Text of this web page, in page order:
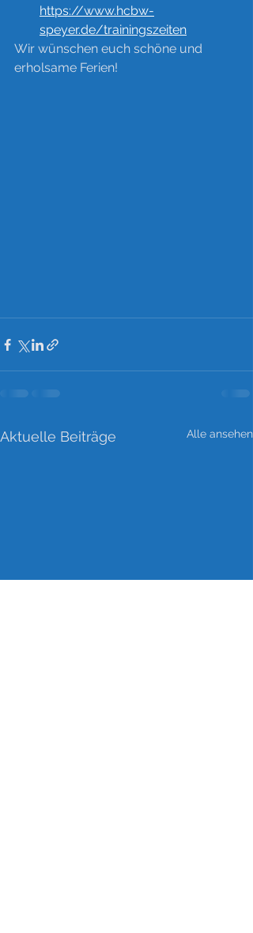
https://www.hcbw-
speyer.de/trainingszeiten
Wir wünschen euch schöne und
erholsame Ferien!
Aktuelle Beiträge Alle ansehen